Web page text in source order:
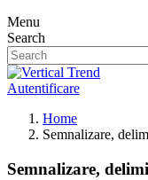
Menu
Search
Autentificare
Home
Semnalizare,
Semnalizare,